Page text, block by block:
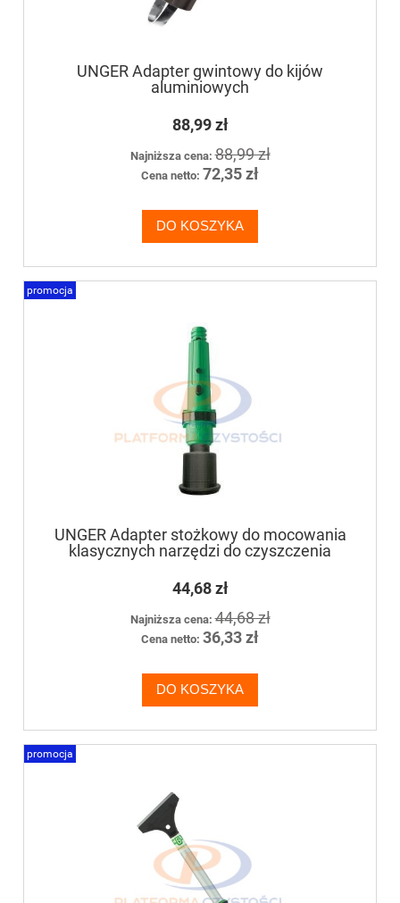
UNGER Adapter gwintowy do kijów
aluminiowych
88,99 zł
Najniższa cena:88,99 zł
Cena netto: 72,35 zł
DO KOSZYKA
UNGER Adapter stożkowy do mocowania
klasycznych narzędzi do czyszczenia
44,68 zł
Najniższa cena:44,68 zł
Cena netto: 36,33 zł
DO KOSZYKA
promocja
promocja